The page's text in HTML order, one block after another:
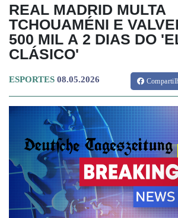
REAL MADRID MULTA
TCHOUAMÉNI E
500 MIL A 2 DIAS DO
CLÁSICO'
ESPORTES 08.05.2026